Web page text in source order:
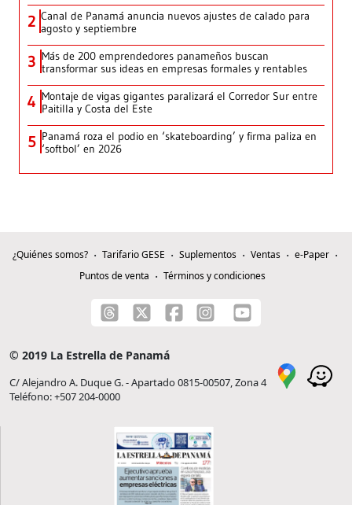
2 Canal de Panamá anuncia nuevos ajustes de calado para
agosto y septiembre
3 Más de 200 emprendedores panameños buscan
transformar sus ideas en empresas formales y rentables
4 Montaje de vigas gigantes paralizará el Corredor Sur entre
Paitilla y Costa del Este
5 Panamá roza el podio en ‘skateboarding’ y firma paliza en
‘softbol’ en 2026
¿Quiénes somos? Tarifario GESE Suplementos Ventas
e-Paper
Puntos de venta
Términos y condiciones
© 2019 La Estrella de Panamá
C/ Alejandro A. Duque G. - Apartado 0815-00507, Zona 4
Teléfono: +507 204-0000